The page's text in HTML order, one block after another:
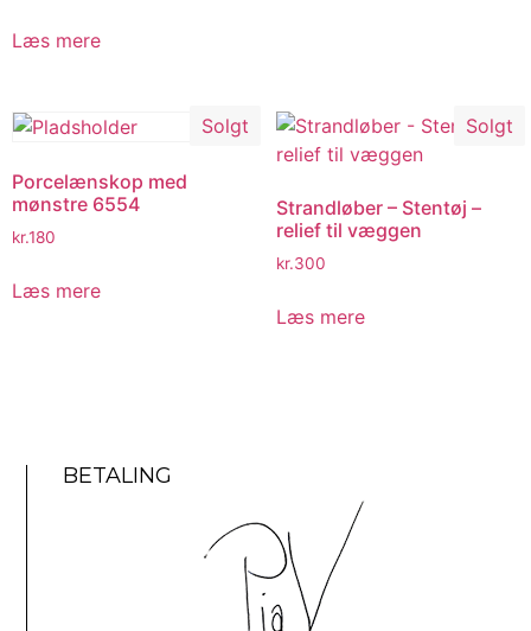
Læs mere
Solgt
Porcelænskop med
mønstre 6554
kr.180
Læs mere
Solgt
Strandløber – Stentøj –
relief til væggen
kr.300
Læs mere
BETALING